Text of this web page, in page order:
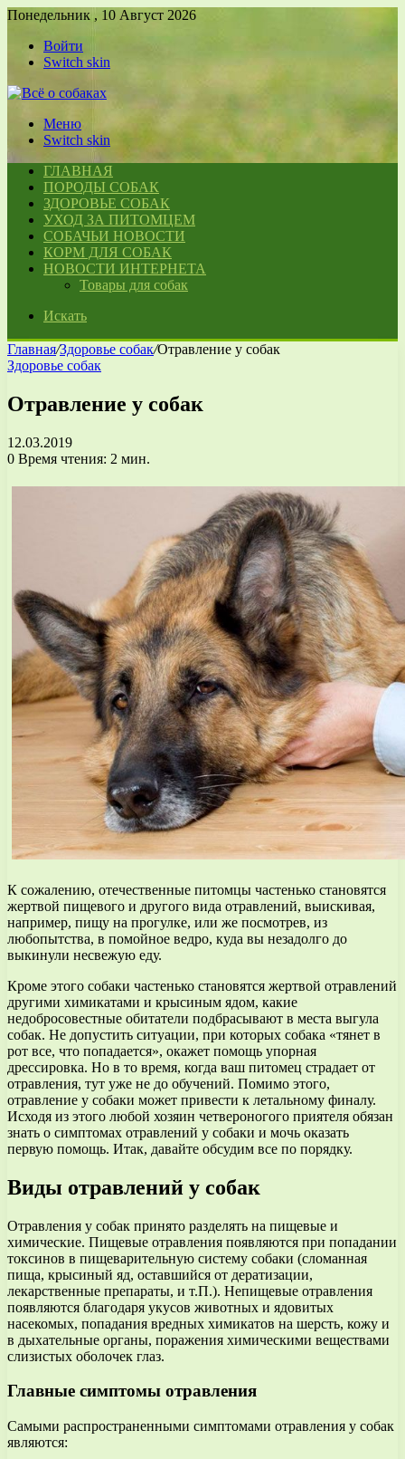
Понедельник , 10 Август 2026
Войти
Switch skin
Меню
Switch skin
ГЛАВНАЯ
ПОРОДЫ СОБАК
ЗДОРОВЬЕ СОБАК
УХОД ЗА ПИТОМЦЕМ
СОБАЧЬИ НОВОСТИ
КОРМ ДЛЯ СОБАК
НОВОСТИ ИНТЕРНЕТА
Товары для собак
Искать
Главная/Здоровье собак/Отравление у собак
Здоровье собак
Отравление у собак
12.03.2019
0 Время чтения: 2 мин.
К сожалению, отечественные питомцы частенько становятся
жертвой пищевого и другого вида отравлений, выискивая,
например, пищу на прогулке, или же посмотрев, из
любопытства, в помойное ведро, куда вы незадолго до
выкинули несвежую еду.
Кроме этого собаки частенько становятся жертвой отравлений
другими химикатами и крысиным ядом, какие
недобросовестные обитатели подбрасывают в места выгула
собак. Не допустить ситуации, при которых собака «тянет в
рот все, что попадается», окажет помощь упорная
дрессировка. Но в то время, когда ваш питомец страдает от
отравления, тут уже не до обучений. Помимо этого,
отравление у собаки может привести к летальному финалу.
Исходя из этого любой хозяин четвероногого приятеля обязан
знать о симптомах отравлений у собаки и мочь оказать
первую помощь. Итак, давайте обсудим все по порядку.
Виды отравлений у собак
Отравления у собак принято разделять на пищевые и
химические. Пищевые отравления появляются при попадании
токсинов в пищеварительную систему собаки (сломанная
пища, крысиный яд, оставшийся от дератизации,
лекарственные препараты, и т.П.). Непищевые отравления
появляются благодаря укусов животных и ядовитых
насекомых, попадания вредных химикатов на шерсть, кожу и
в дыхательные органы, поражения химическими веществами
слизистых оболочек глаз.
Главные симптомы отравления
Самыми распространенными симптомами отравления у собак
являются: